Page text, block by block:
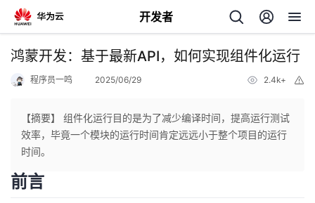
开发者
返
鸿蒙开发：基于最新API，如何实现组件化运行
程序员一鸣 2025/06/29 2.4k+
【摘要】 组件化运行目的是为了减少编译时间，提高运行测试
效率，毕竟一个模块的运行时间肯定远远小于整个项目的运行
时间。
前言